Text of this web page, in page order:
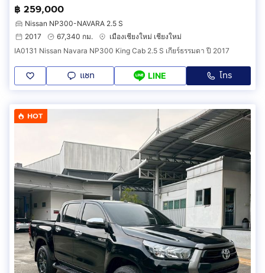
฿ 259,000
Nissan NP300-NAVARA 2.5 S
2017
67,340 กม.
เมืองเชียงใหม่ เชียงใหม่
IA0131 Nissan Navara NP300 King Cab 2.5 S เกียร์ธรรมดา ปี 2017
แชท LINE โทร
HOT